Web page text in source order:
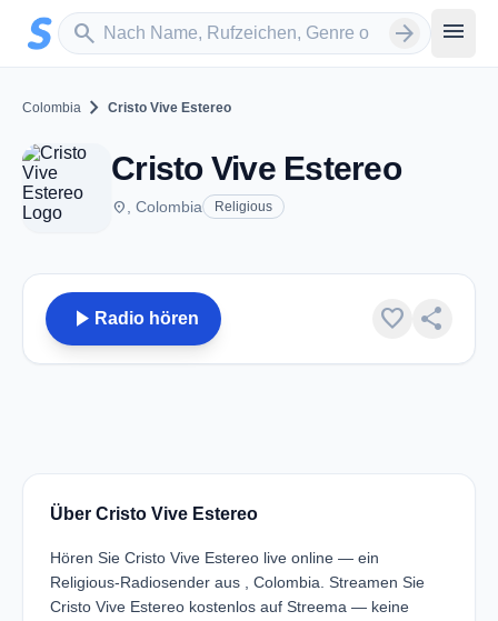
Zum Hauptinhalt springen
search
Sender suchen arrow_forward menu
Colombia chevron_right Cristo Vive Estereo
Cristo Vive Estereo
place , Colombia Religious
play_arrow Radio hören favorite share
Über Cristo Vive Estereo
Hören Sie Cristo Vive Estereo live online — ein
Religious-Radiosender aus , Colombia. Streamen Sie
Cristo Vive Estereo kostenlos auf Streema — keine